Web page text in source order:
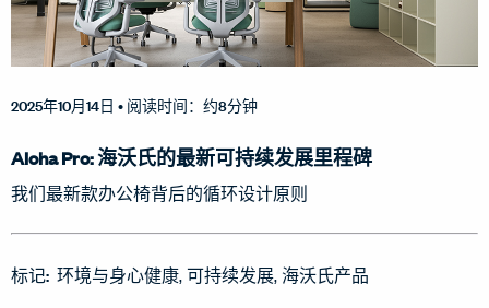
2025年10月14日 • 阅读时间：约8分钟
Aloha Pro: 海沃氏的最新可持续发展里程碑
我们最新款办公椅背后的循环设计原则
标记: 环境与身心健康 可持续发展 海沃氏产品